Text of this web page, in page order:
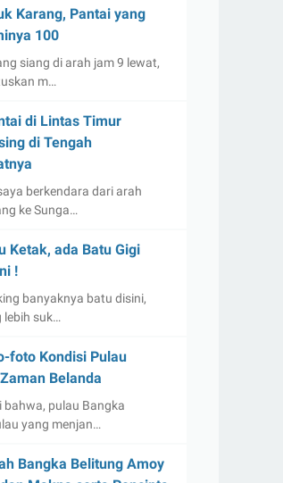
Karang, Pantai yang
100
siang di arah jam 9 lewat,
m…
di Lintas Timur
di Tengah
berkendara dari arah
ke Sunga…
Ketak, ada Batu Gigi
!
banyaknya batu disini,
lebih suk…
foto Kondisi Pulau
Belanda
bahwa, pulau Bangka
yang menjan…
Bangka Belitung Amoy